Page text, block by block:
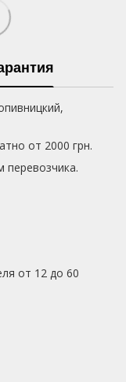
от 2000 грн.
от 12 до 60